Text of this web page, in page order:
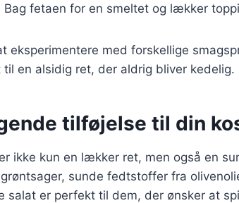
Bag fetaen for en smeltet og lækker
eksperimentere med forskellige
en alsidig ret, der aldrig bliver kedelig.
tilføjelse til din
ikke kun en lækker ret, men også en
sunde fedtstoffer fra
er perfekt til dem, der ønsker at